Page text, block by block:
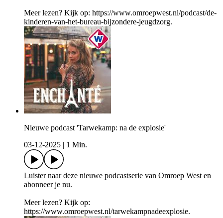
Meer lezen? Kijk op: https://www.omroepwest.nl/podcast/de-
kinderen-van-het-bureau-bijzondere-jeugdzorg.
Nieuwe podcast 'Tarwekamp: na de explosie'
03-12-2025
1 Min.
Luister naar deze nieuwe podcastserie van Omroep West en
abonneer je nu.
Meer lezen? Kijk op:
https://www.omroepwest.nl/tarwekampnadeexplosie.